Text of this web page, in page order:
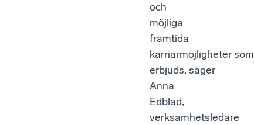
och
möjliga
framtida
karriärmöjligheter som
erbjuds, säger
Anna
Edblad,
verksamhetsledare